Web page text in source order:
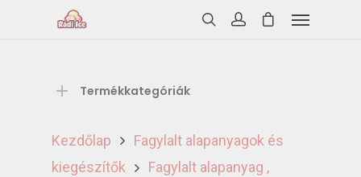
Termékkategóriák
Kezdőlap
Fagylalt alapanyagok és
kiegészítők
Fagylalt alapanyag ,